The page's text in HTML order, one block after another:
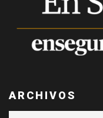
ARCHIVOS